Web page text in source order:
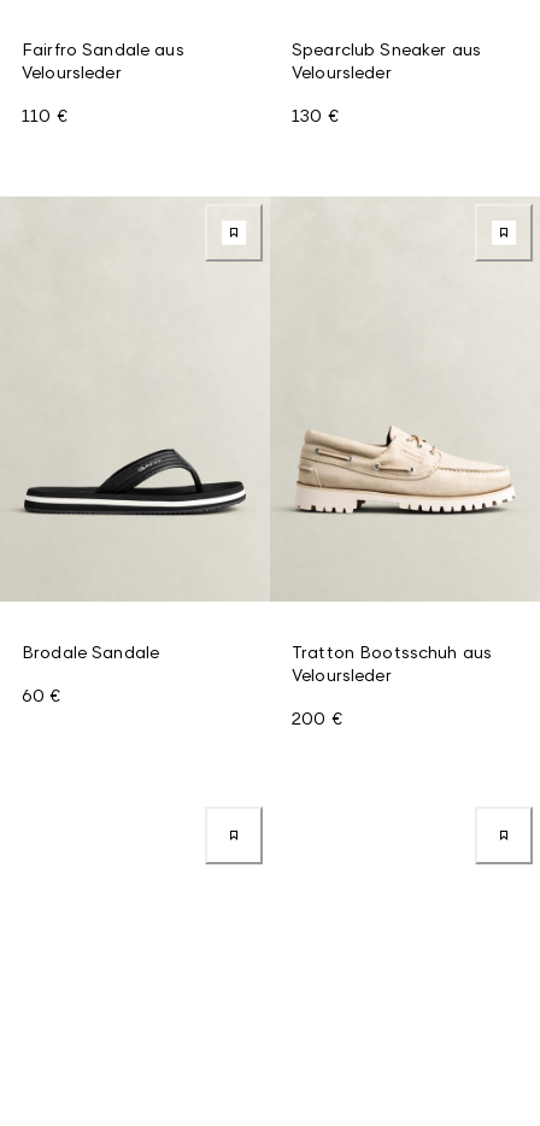
Fairfro Sandale aus
Veloursleder
110 €
Spearclub Sneaker aus
Veloursleder
130 €
Brodale Sandale
60 €
Tratton Bootsschuh aus
Veloursleder
200 €